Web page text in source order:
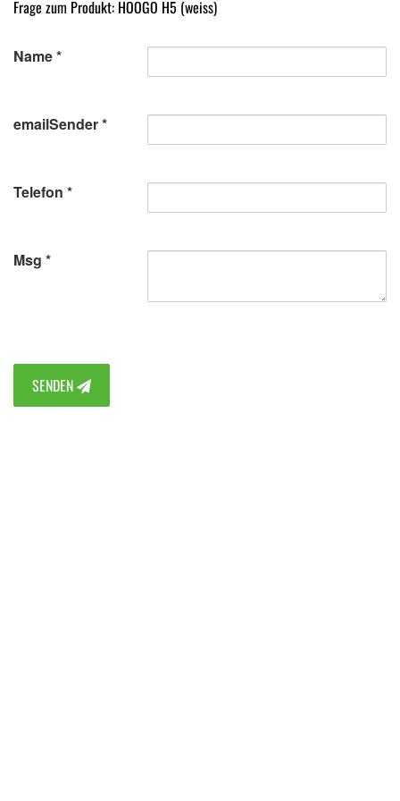
Frage zum Produkt: HOOGO H5 (weiss)
Name
emailSender
Telefon
Msg
SENDEN